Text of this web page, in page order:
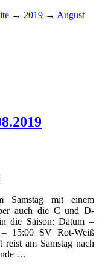
→ 2019 → August
Samstag mit einem
auch die C und D-
die Saison: Datum –
15:00 SV Rot-Weiß
reist am Samstag nach
…